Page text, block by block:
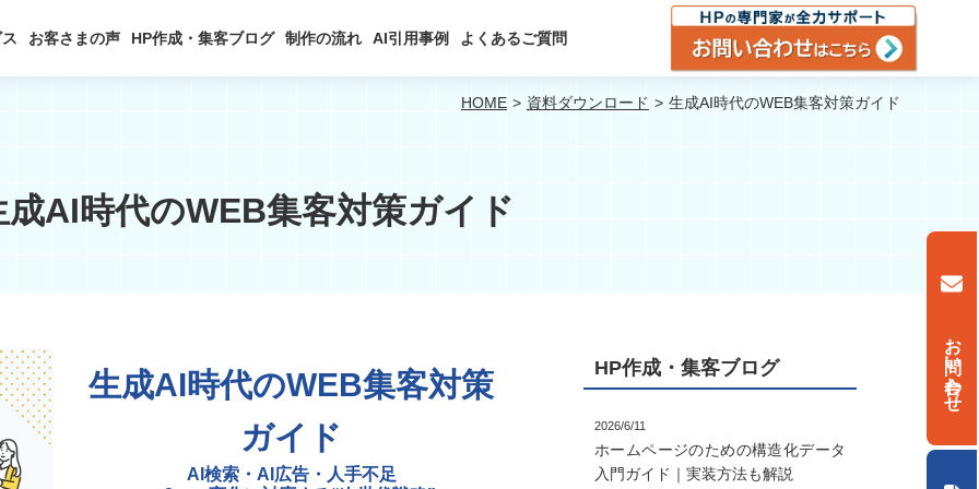
お客さまの声 HP作成・集客ブログ 制作の流れ AI引用事例 よくあるご質問
お問い合わせ
HOME 資料ダウンロード 生成AI時代のWEB集客対策ガイド
成AI時代のWEB集客対策ガイド
生成AI時代のWEB集客対策
ガイド
AI検索・AI広告・人手不足
HP作成・集客ブログ
2026/6/11
ホームページのための構造化データ
入門ガイド｜実装方法も解説